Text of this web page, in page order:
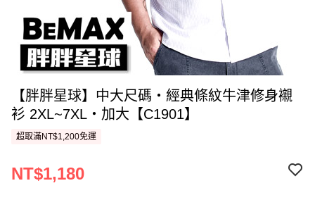
【胖胖星球】中大尺碼‧經典條紋牛津修身襯
衫 2XL~7XL‧加大【C1901】
超取滿NT$1,200免運
NT$1,180